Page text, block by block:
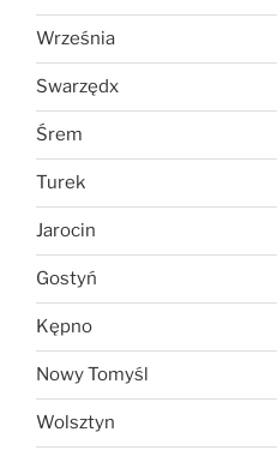
Września
Swarzędx
Śrem
Turek
Jarocin
Gostyń
Kępno
Nowy Tomyśl
Wolsztyn